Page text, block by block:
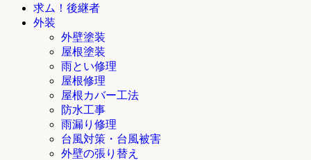
求ム！後継者
外装
外壁塗装
屋根塗装
雨とい修理
屋根修理
屋根カバー工法
防水工事
雨漏り修理
台風対策・台風被害
外壁の張り替え